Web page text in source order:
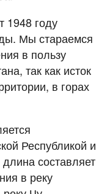
1948 году
Мы стараемся
в пользу
так как исток
в горах
Республикой и
составляет
в реку